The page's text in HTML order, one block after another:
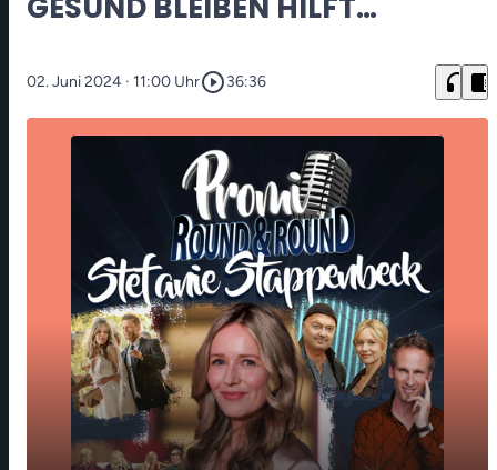
GESUND BLEIBEN HILFT…
02. Juni 2024 · 11:00 Uhrplay_circle_outline36:36 headphones chrome_reader_mode